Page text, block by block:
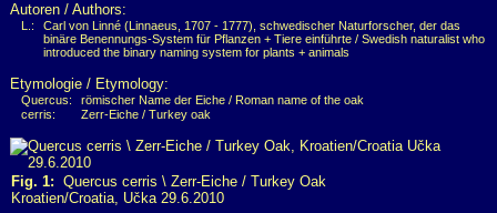
Autoren / Authors:
L.:
Carl von Linné (Linnaeus, 1707 - 1777), schwedischer Naturforscher, der das
binäre Benennungs-System für Pflanzen + Tiere einführte / Swedish naturalist who
introduced the binary naming system for plants + animals
Etymologie / Etymology:
Quercus:
römischer Name der Eiche / Roman name of the oak
cerris:
Zerr-Eiche / Turkey oak
Fig. 1: Quercus cerris \ Zerr-Eiche / Turkey Oak
Kroatien/Croatia, Učka 29.6.2010